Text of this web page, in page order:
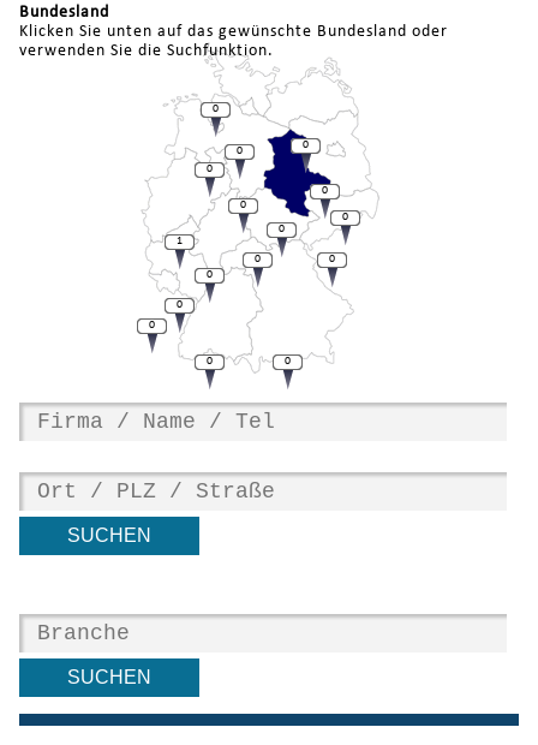
Bundesland
Klicken Sie unten auf das gewünschte Bundesland oder
verwenden Sie die Suchfunktion.
0
0
1
0
0
0
0
0
0
0
0
0
0
0
0
0